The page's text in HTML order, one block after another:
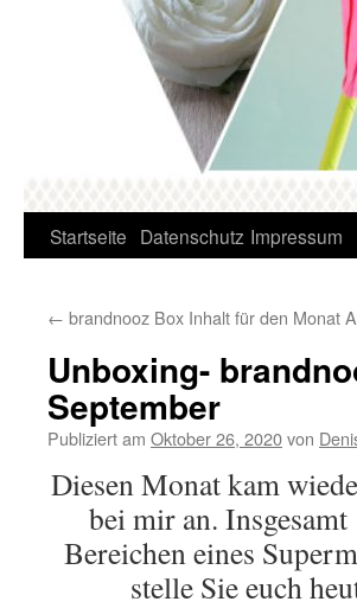
Springe
Inhalt
Startseite Datenschutz Impressum
← brandnooz Box Inhalt für den Monat
Unboxing-
September
Publiziert am Oktober 26, 2020von
Diesen Monat kam
bei mir an.
Bereichen eines
stelle Sie euch